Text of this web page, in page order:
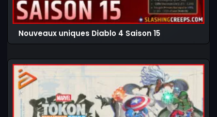
Nouveaux uniques Diablo 4 Saison 15